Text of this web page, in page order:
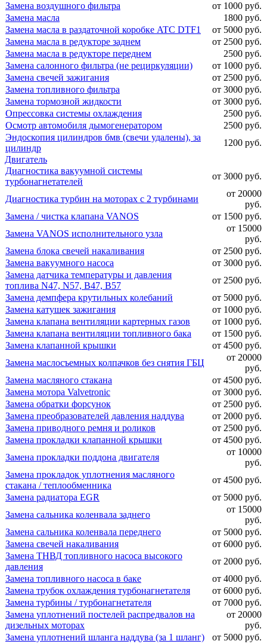
Замена воздушного фильтра
от 1000 руб.
Замена масла
1800 руб.
Замена масла в раздаточной коробке ATC DTF1
от 5000 руб.
Замена масла в редукторе заднем
от 2500 руб.
Замена масла в редукторе переднем
2500 руб.
Замена салонного фильтра (не рециркуляции)
от 1000 руб.
Замена свечей зажигания
от 2500 руб.
Замена топливного фильтра
от 3000 руб.
Замена тормозной жидкости
от 3000 руб.
Опрессовка системы охлаждения
2500 руб.
Осмотр автомобиля дымогенератором
2500 руб.
Эндоскопия цилиндров бмв (свечи удалены), за
цилиндр
1200 руб.
Двигатель
Диагностика вакуумной системы
турбонагнетателей
от 3000 руб.
Диагностика турбин на моторах с 2 турбинами
от 20000
руб.
Замена / чистка клапана VANOS
от 1500 руб.
Замена VANOS исполнительного узла
от 15000
руб.
Замена блока свечей накаливания
от 2500 руб.
Замена вакуумного насоса
от 3000 руб.
Замена датчика температуры и давления
топлива N47, N57, B47, B57
от 2500 руб.
Замена демпфера крутильных колебаний
от 5000 руб.
Замена катушек зажигания
от 1000 руб.
Замена клапана вентиляции картерных газов
от 1000 руб.
Замена клапана вентиляции топливного бака
от 1500 руб.
Замена клапанной крышки
от 4500 руб.
Замена маслосъемных колпачков без снятия ГБЦ
от 20000
руб.
Замена масляного стакана
от 4500 руб.
Замена мотора Valvetronic
от 3000 руб.
Замена обратки форсунок
от 2500 руб.
Замена преобразователей давления наддува
от 2000 руб.
Замена приводного ремня и роликов
от 2500 руб.
Замена прокладки клапанной крышки
от 4500 руб.
Замена прокладки поддона двигателя
от 10000
руб.
Замена прокладок уплотнения масляного
стакана / теплообменника
от 4500 руб.
Замена радиатора EGR
от 5000 руб.
Замена сальника коленвала заднего
от 15000
руб.
Замена сальника коленвала переднего
от 5000 руб.
Замена свечей накаливания
от 6000 руб.
Замена ТНВД топливного насоса высокого
давления
от 2000 руб.
Замена топливного насоса в баке
от 4000 руб.
Замена трубок охлаждения турбонагнетателя
от 6000 руб.
Замена турбины / турбонагнетателя
от 7000 руб.
Замена уплотнений постелей распредвалов на
дизельных моторах
от 20000
руб.
Замена уплотнений шланга наддува (за 1 шланг)
от 5000 руб.